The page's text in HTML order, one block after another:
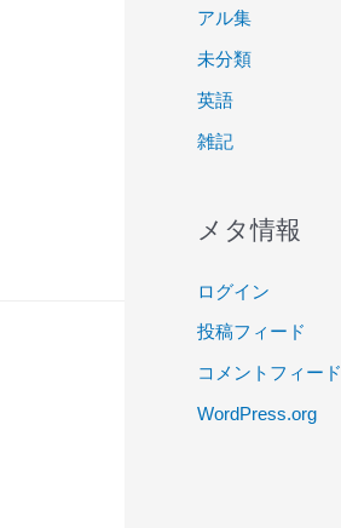
アル集
未分類
英語
雑記
メタ情報
ログイン
投稿フィード
コメントフィード
WordPress.org